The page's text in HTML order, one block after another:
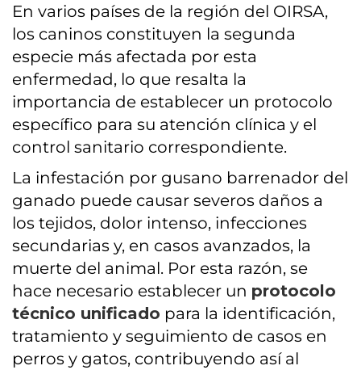
En varios países de la región del OIRSA,
los caninos constituyen la segunda
especie más afectada por esta
enfermedad, lo que resalta la
importancia de establecer un protocolo
específico para su atención clínica y el
control sanitario correspondiente.
La infestación por gusano barrenador del
ganado puede causar severos daños a
los tejidos, dolor intenso, infecciones
secundarias y, en casos avanzados, la
muerte del animal. Por esta razón, se
hace necesario establecer un protocolo
técnico unificado para la identificación,
tratamiento y seguimiento de casos en
perros y gatos, contribuyendo así al